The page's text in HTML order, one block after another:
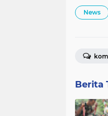
News
Berita